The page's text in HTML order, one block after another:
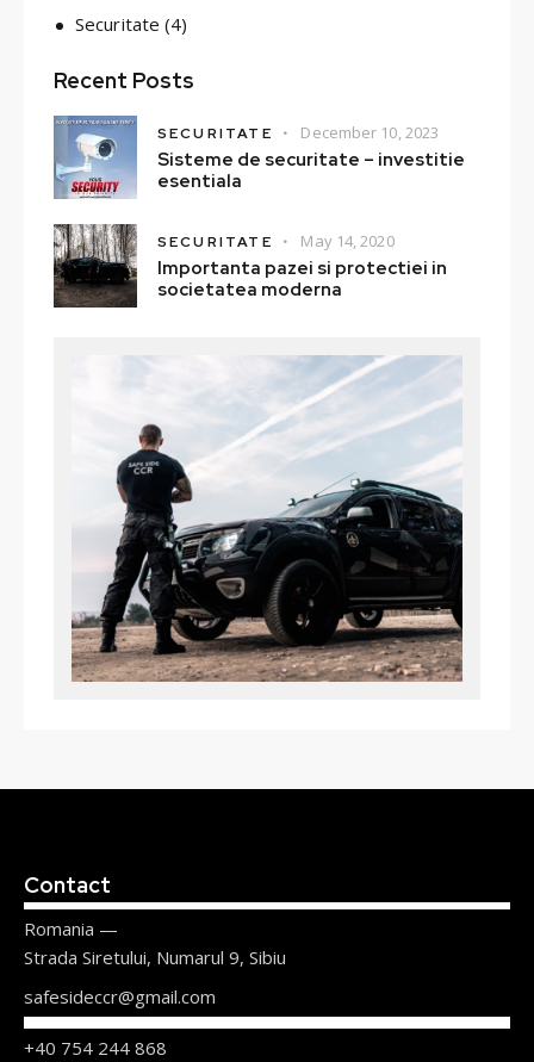
Securitate (4)
Recent Posts
SECURITATE December 10, 2023
Sisteme de securitate – investitie
esentiala
SECURITATE May 14, 2020
Importanta pazei si protectiei in
societatea moderna
Contact
Romania —
Strada Siretului, Numarul 9, Sibiu
safesideccr@gmail.com
+40 754 244 868